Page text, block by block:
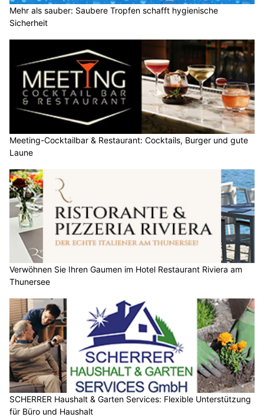
Mehr als sauber: Saubere Tropfen schafft hygienische
Sicherheit
Meeting-Cocktailbar & Restaurant: Cocktails, Burger und gute
Laune
Verwöhnen Sie Ihren Gaumen im Hotel Restaurant Riviera am
Thunersee
SCHERRER Haushalt & Garten Services: Flexible Unterstützung
für Büro und Haushalt